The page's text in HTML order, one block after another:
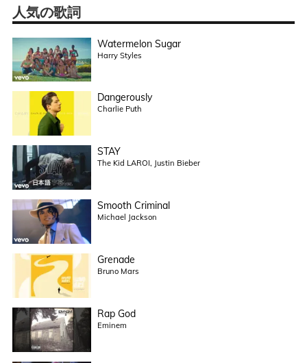
人気の歌詞
Watermelon Sugar
Harry Styles
Dangerously
Charlie Puth
STAY
The Kid LAROI, Justin Bieber
Smooth Criminal
Michael Jackson
Grenade
Bruno Mars
Rap God
Eminem